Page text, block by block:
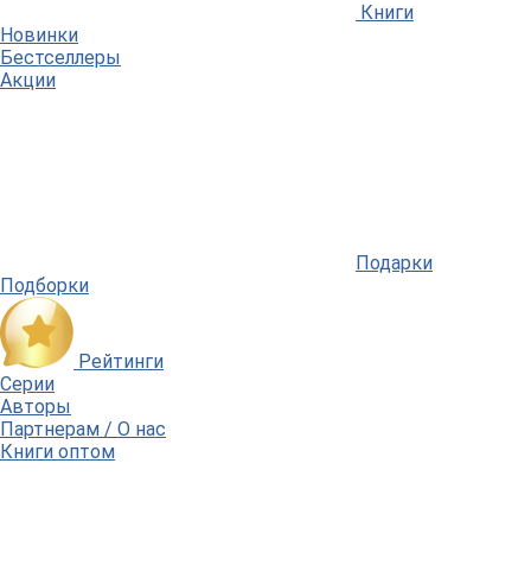
Книги
Новинки
Бестселлеры
Акции
Подарки
Подборки
Рейтинги
Серии
Авторы
Партнерам / О нас
Книги оптом